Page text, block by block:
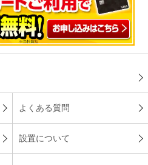
よくある質問
設置について